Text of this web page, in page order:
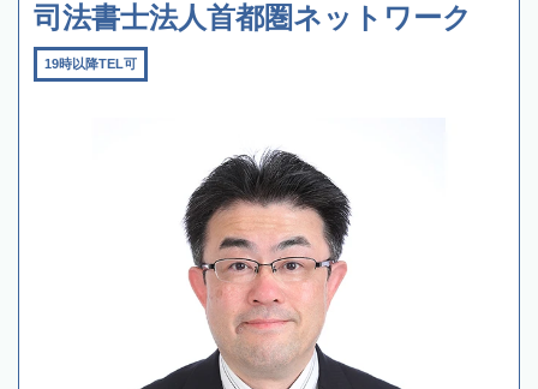
司法書士法人首都圏ネットワーク
19時以降TEL可